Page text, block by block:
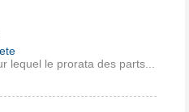
lequel le prorata des parts...